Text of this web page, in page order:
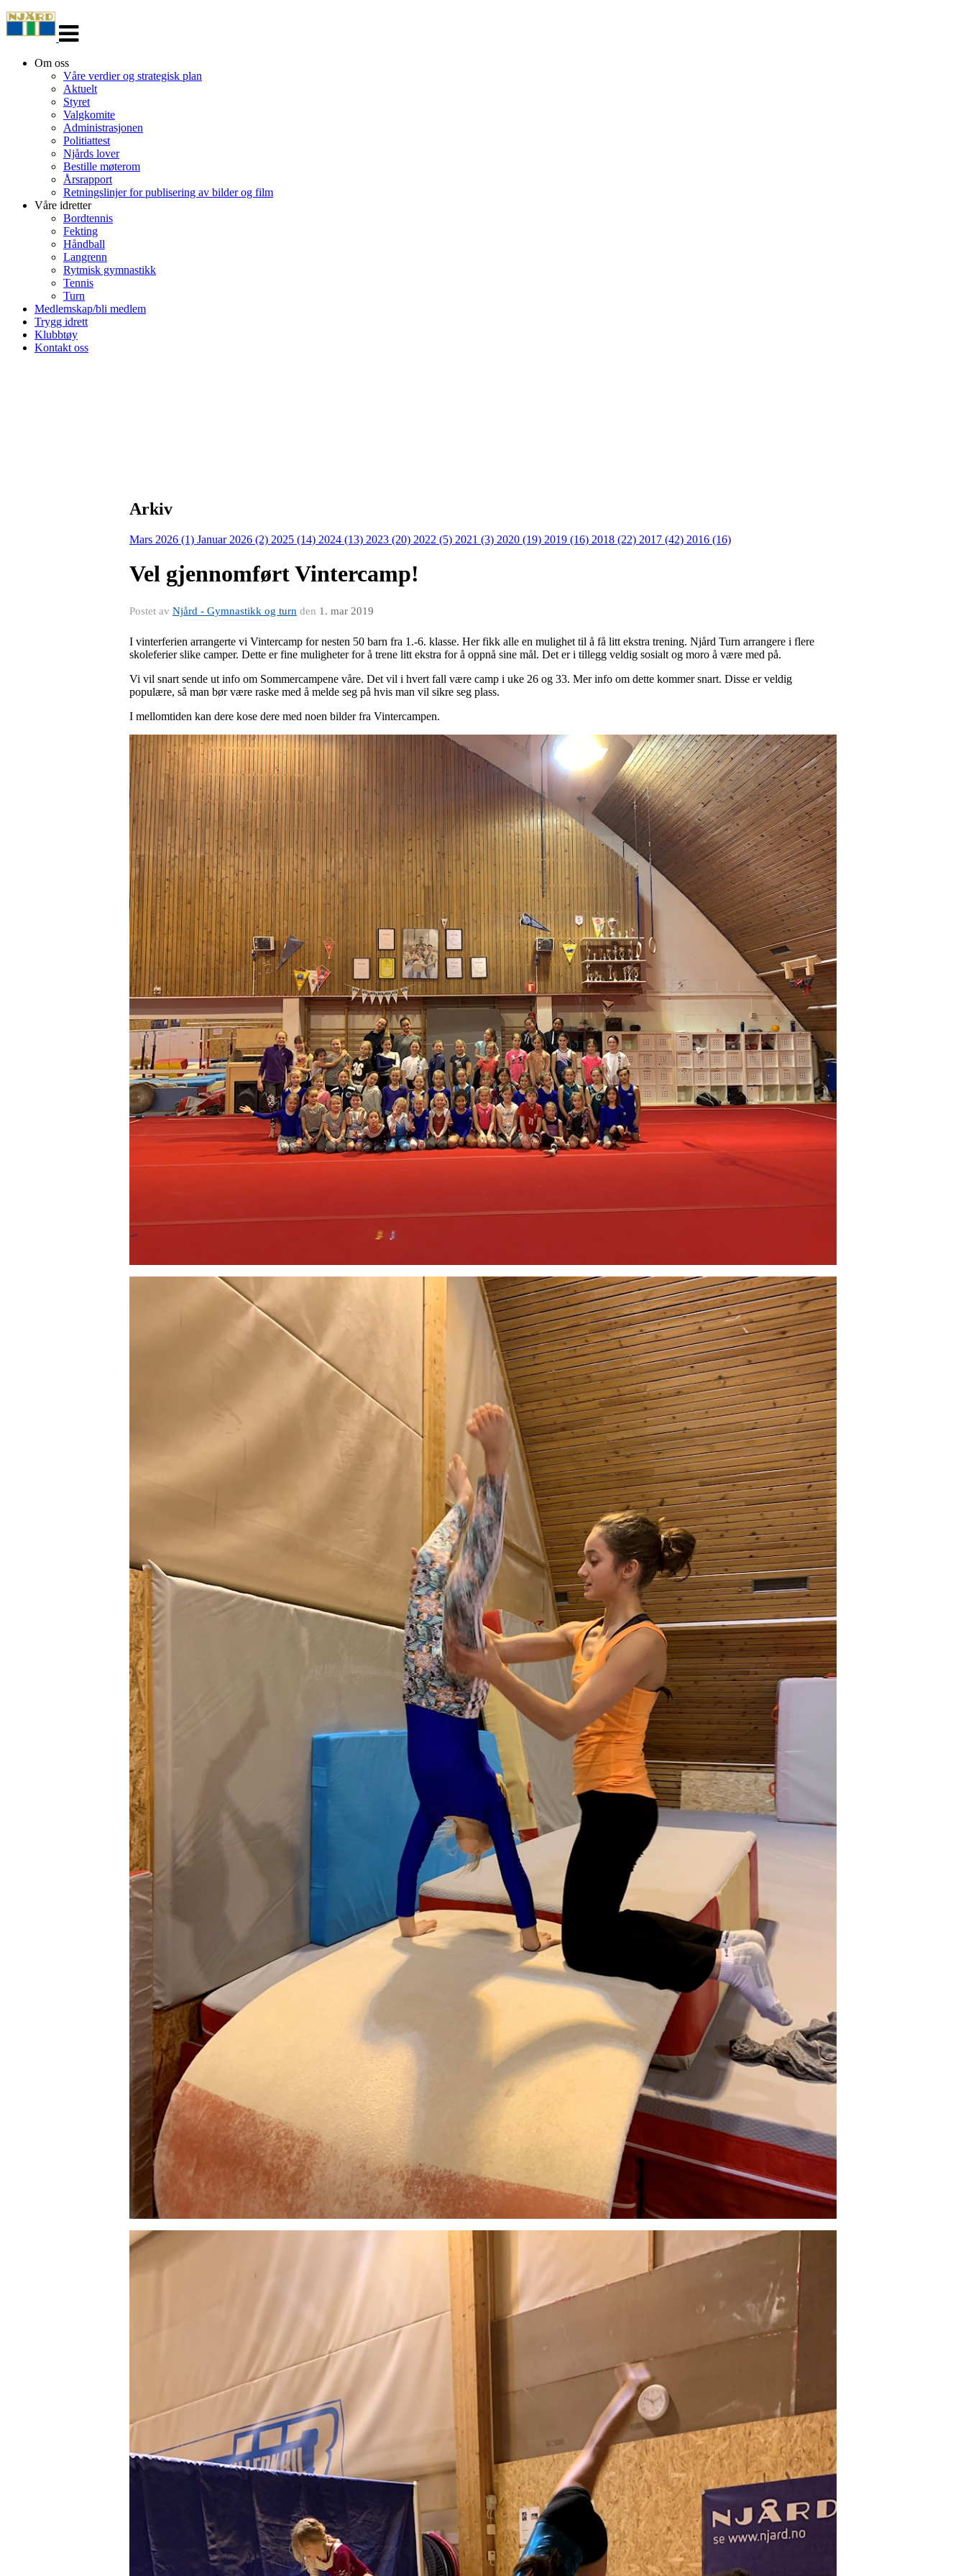
navigasjon
Om oss
Våre verdier og strategisk plan
Aktuelt
Styret
Valgkomite
Administrasjonen
Politiattest
Njårds lover
Bestille møterom
Årsrapport
Retningslinjer for publisering av bilder og film
Våre idretter
Bordtennis
Fekting
Håndball
Langrenn
Rytmisk gymnastikk
Tennis
Turn
Medlemskap/bli medlem
Trygg idrett
Klubbtøy
Kontakt oss
Arkiv
Mars 2026 (1) Januar 2026 (2) 2025 (14) 2024 (13) 2023 (20) 2022 (5) 2021 (3) 2020 (19) 2019 (16) 2018 (22) 2017 (42) 2016 (16)
Vel gjennomført Vintercamp!
Postet av Njård - Gymnastikk og turn den 1. mar 2019
I vinterferien arrangerte vi Vintercamp for nesten 50 barn fra 1.-6. klasse. Her fikk alle en mulighet til å få litt ekstra trening. Njård Turn arrangere i flere
skoleferier slike camper. Dette er fine muligheter for å trene litt ekstra for å oppnå sine mål. Det er i tillegg veldig sosialt og moro å være med på.
Vi vil snart sende ut info om Sommercampene våre. Det vil i hvert fall være camp i uke 26 og 33. Mer info om dette kommer snart. Disse er veldig
populære, så man bør være raske med å melde seg på hvis man vil sikre seg plass.
I mellomtiden kan dere kose dere med noen bilder fra Vintercampen.